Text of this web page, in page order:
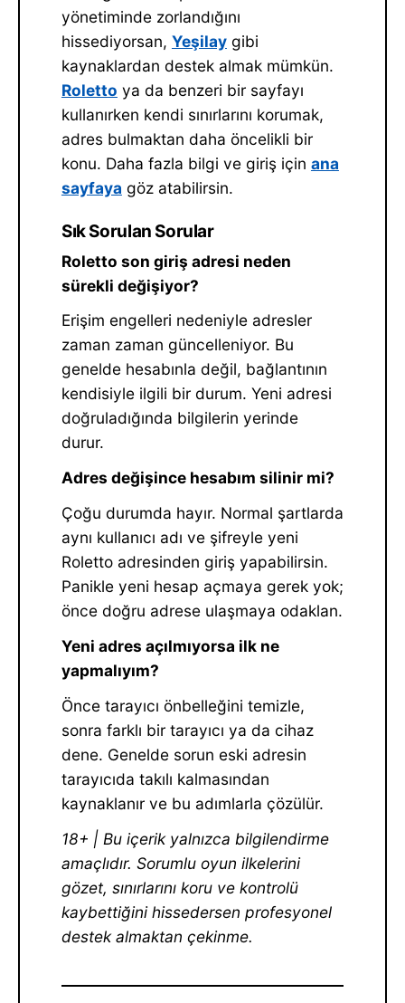
yönetiminde zorlandığını
hissediyorsan, Yeşilaygibi
kaynaklardan destek almak mümkün.
Roletto ya da benzeri bir sayfayı
kullanırken kendi sınırlarını korumak,
adres bulmaktan daha öncelikli bir
konu. Daha fazla bilgi ve giriş için ana
sayfaya göz atabilirsin.
Sık Sorulan Sorular
Roletto son giriş adresi neden
sürekli değişiyor?
Erişim engelleri nedeniyle adresler
zaman zaman güncelleniyor. Bu
genelde hesabınla değil, bağlantının
kendisiyle ilgili bir durum. Yeni adresi
doğruladığında bilgilerin yerinde
durur.
Adres değişince hesabım silinir mi?
Çoğu durumda hayır. Normal şartlarda
aynı kullanıcı adı ve şifreyle yeni
Roletto adresinden giriş yapabilirsin.
Panikle yeni hesap açmaya gerek yok;
önce doğru adrese ulaşmaya odaklan.
Yeni adres açılmıyorsa ilk ne
yapmalıyım?
Önce tarayıcı önbelleğini temizle,
sonra farklı bir tarayıcı ya da cihaz
dene. Genelde sorun eski adresin
tarayıcıda takılı kalmasından
kaynaklanır ve bu adımlarla çözülür.
18+ | Bu içerik yalnızca bilgilendirme
amaçlıdır. Sorumlu oyun ilkelerini
gözet, sınırlarını koru ve kontrolü
kaybettiğini hissedersen profesyonel
destek almaktan çekinme.